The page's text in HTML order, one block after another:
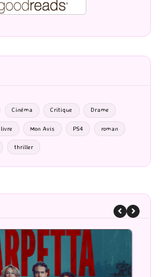
Cinéma Critique Drame
livre Mon Avis PS4 roman
thriller